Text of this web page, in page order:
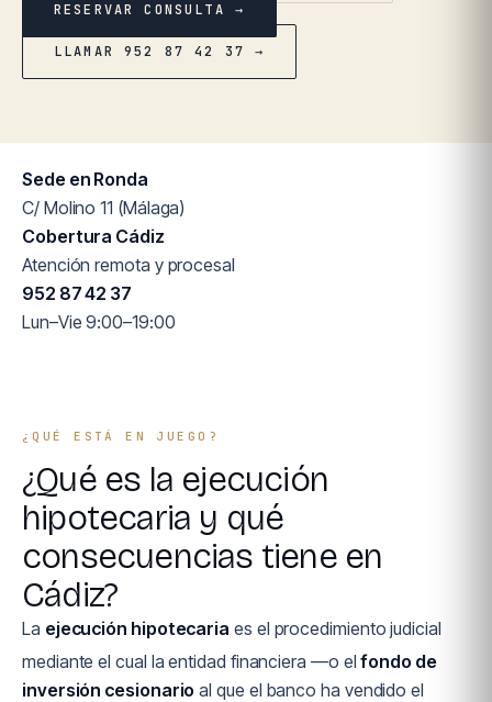
RESERVAR CONSULTA →
LLAMAR 952 87 42 37 →
Sede en Ronda
C/ Molino 11 (Málaga)
Cobertura Cádiz
Atención remota y procesal
952 87 42 37
Lun–Vie 9:00–19:00
¿QUÉ ESTÁ EN JUEGO?
¿Qué es la ejecución
hipotecaria y qué
consecuencias tiene en
Cádiz?
La ejecución hipotecaria es el procedimiento judicial
mediante el cual la entidad financiera —o elfondo de
inversión cesionario al que el banco ha vendido el